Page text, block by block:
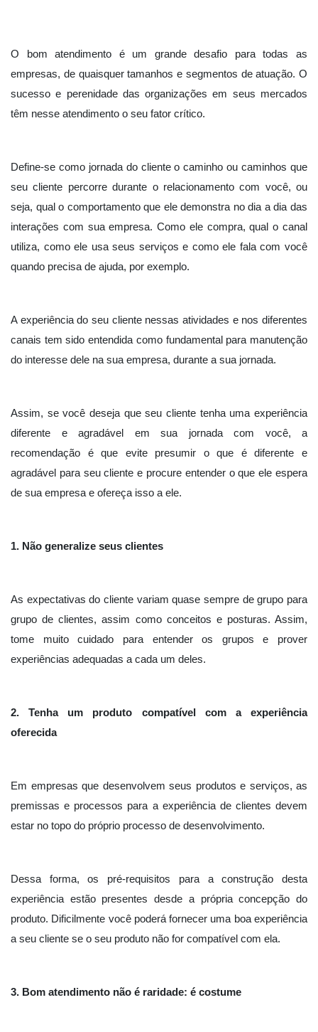
O bom atendimento é um grande desafio para todas as
empresas, de quaisquer tamanhos e segmentos de atuação. O
sucesso e perenidade das organizações em seus mercados
têm nesse atendimento o seu fator crítico.
Define-se como jornada do cliente o caminho ou caminhos que
seu cliente percorre durante o relacionamento com você, ou
seja, qual o comportamento que ele demonstra no dia a dia das
interações com sua empresa. Como ele compra, qual o canal
utiliza, como ele usa seus serviços e como ele fala com você
quando precisa de ajuda, por exemplo.
A experiência do seu cliente nessas atividades e nos diferentes
canais tem sido entendida como fundamental para manutenção
do interesse dele na sua empresa, durante a sua jornada.
Assim, se você deseja que seu cliente tenha uma experiência
diferente e agradável em sua jornada com você, a
recomendação é que evite presumir o que é diferente e
agradável para seu cliente e procure entender o que ele espera
de sua empresa e ofereça isso a ele.
1. Não generalize seus clientes
As expectativas do cliente variam quase sempre de grupo para
grupo de clientes, assim como conceitos e posturas. Assim,
tome muito cuidado para entender os grupos e prover
experiências adequadas a cada um deles.
2. Tenha um produto compatível com a experiência
oferecida
Em empresas que desenvolvem seus produtos e serviços, as
premissas e processos para a experiência de clientes devem
estar no topo do próprio processo de desenvolvimento.
Dessa forma, os pré-requisitos para a construção desta
experiência estão presentes desde a própria concepção do
produto. Dificilmente você poderá fornecer uma boa experiência
a seu cliente se o seu produto não for compatível com ela.
3. Bom atendimento não é raridade: é costume